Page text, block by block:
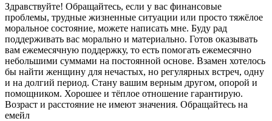
Здравствуйте! Обращайтесь, если у вас финансовые
проблемы, трудные жизненные ситуации или просто тяжёлое
моральное состояние, можете написать мне. Буду рад
поддерживать вас морально и материально. Готов оказывать
вам ежемесячную поддержку, то есть помогать ежемесячно
небольшими суммами на постоянной основе. Взамен хотелось
бы найти женщину для нечастых, но регулярных встреч, одну
и на долгий период. Стану вашим верным другом, опорой и
помощником. Хорошее и тёплое отношение гарантирую.
Возраст и расстояние не имеют значения. Обращайтесь на
емейл